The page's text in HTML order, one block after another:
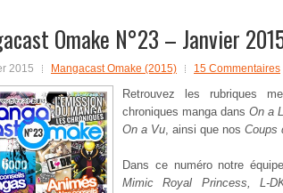
Omake N°23 – Janvier
2015 Mangacast Omake (2015) 15 Commentaires
Retrouvez les rubriques
chroniques manga dans On a
On a Vu, ainsi que nos Coups
Dans ce numéro notre
Mimic Royal Princess, L-